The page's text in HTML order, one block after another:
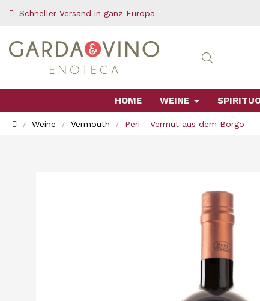
Schneller Versand in ganz Europa
HOME WEINE
Weine Vermouth Peri - Vermut aus dem Borgo